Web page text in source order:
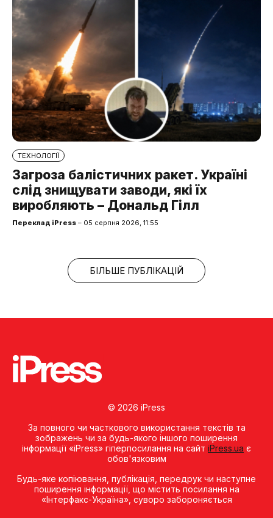
ТЕХНОЛОГІЇ
Загроза балістичних ракет. Україні
слід знищувати заводи, які їх
виробляють – Дональд Гілл
Переклад iPress – 05 серпня 2026, 11:55
БІЛЬШЕ ПУБЛІКАЦІЙ
© 2026 iPress
За повного чи часткового використання текстів та
зображень чи за будь-якого іншого поширення
інформації «iPress» гіперпосилання на сайт iPress.ua є
обов'язковим
Будь-яке копiювання, публiкацiя, передрук чи наступне
поширення iнформацiї, що мiстить посилання на
«Iнтерфакс-Україна», суворо забороняється